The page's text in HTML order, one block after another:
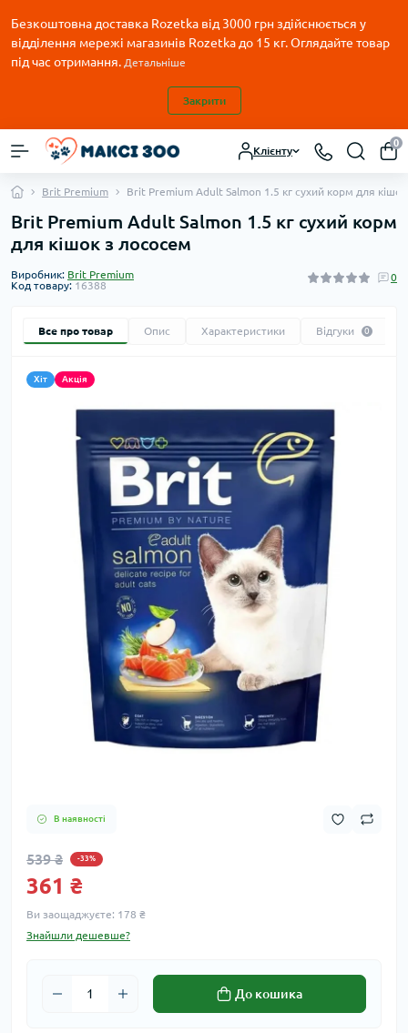
Безкоштовна доставка Rozetka від 3000 грн здійснюється у
відділення мережі магазинів Rozetka до 15 кг. Оглядайте товар
під час отримання. Детальніше
Закрити
Клієнту
0
Brit Premium Brit Premium Adult Salmon 1.5 кг сухий корм для
Brit Premium Adult Salmon 1.5 кг сухий корм
для кішок з лососем
Виробник: Brit Premium
Код товару: 16388
0
Все про товар Опис Характеристики Відгуки 0
Хіт Акція
В наявності
539 ₴ -33%
361 ₴
Ви заощаджуєте: 178 ₴
Знайшли дешевше?
До кошика